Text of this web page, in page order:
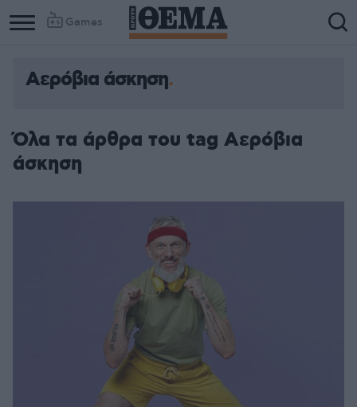
Games
Αερόβια άσκηση
Όλα τα άρθρα του tag Αερόβια
άσκηση